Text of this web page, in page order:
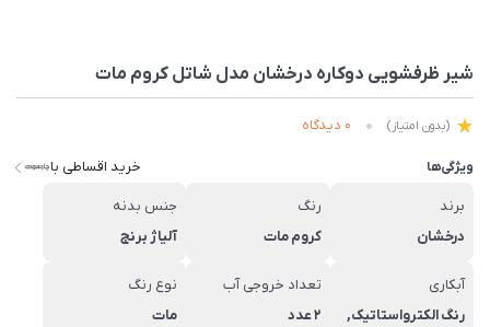
شیر ظرفشویی دوکاره درخشان مدل شاتل کروم مات
(بدون امتیاز) 0 دیدگاه
ویژگی‌ها خرید اقساطی با
برند
درخشان
رنگ
کروم مات
جنس بدنه
آلیاژ برنج
آبکاری
رنگ الکترواستاتیک,
تعداد خروجی آب
2 عدد
نوع رنگ
مات